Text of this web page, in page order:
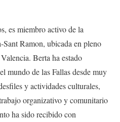
es miembro activo de la
Ramon, ubicada en pleno
Berta ha estado
mundo de las Fallas desde muy
y actividades culturales,
organizativo y comunitario
ha sido recibido con